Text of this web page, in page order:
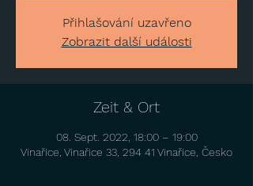
Přihlašování uzavřeno
Zobrazit další události
Zeit & Ort
08. Sept. 2022, 18:00 – 19:00
Vinařice, Vinařice 33, 294 41 Vinařice, Česko